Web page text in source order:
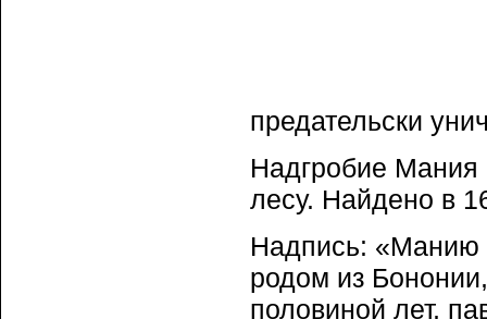
предательски
Надгробие Мания
лесу. Найдено в
Надпись: «Манию
родом из
половиной лет,